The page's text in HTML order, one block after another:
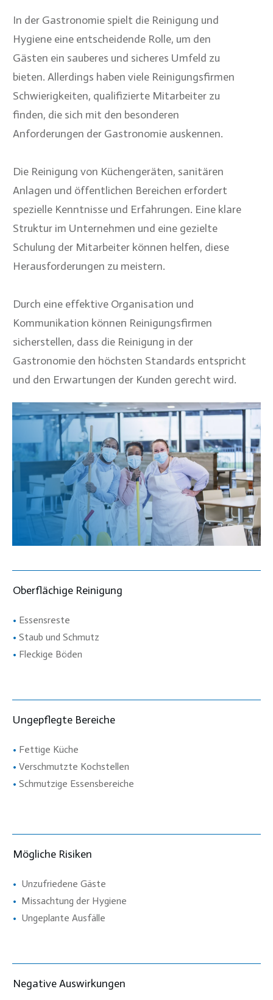
In der Gastronomie spielt die Reinigung und
Hygiene eine entscheidende Rolle, um den
Gästen ein sauberes und sicheres Umfeld zu
bieten. Allerdings haben viele Reinigungsfirmen
Schwierigkeiten, qualifizierte Mitarbeiter zu
finden, die sich mit den besonderen
Anforderungen der Gastronomie auskennen.
Die Reinigung von Küchengeräten, sanitären
Anlagen und öffentlichen Bereichen erfordert
spezielle Kenntnisse und Erfahrungen. Eine klare
Struktur im Unternehmen und eine gezielte
Schulung der Mitarbeiter können helfen, diese
Herausforderungen zu meistern.
Durch eine effektive Organisation und
Kommunikation können Reinigungsfirmen
sicherstellen, dass die Reinigung in der
Gastronomie den höchsten Standards entspricht
und den Erwartungen der Kunden gerecht wird.
Oberflächige Reinigung
• Essensreste
• Staub und Schmutz
• Fleckige Böden
Ungepflegte Bereiche
• Fettige Küche
• Verschmutzte Kochstellen
• Schmutzige Essensbereiche
Mögliche Risiken
• Unzufriedene Gäste
• Missachtung der Hygiene
• Ungeplante Ausfälle
Negative Auswirkungen